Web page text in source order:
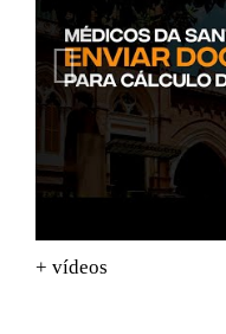
+ vídeos